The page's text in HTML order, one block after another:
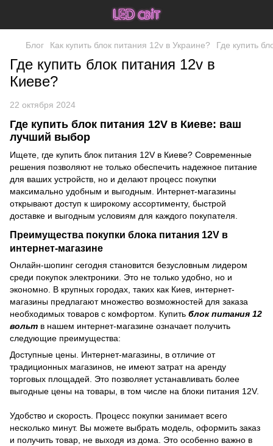
Блог Как купить блок питания 12v в Украине? Где купить
Где купить блок питания 12v в
Киеве?
22 октября 2024
Где купить блок питания 12V в Киеве: ваш
лучший выбор
Ищете, где купить блок питания 12V в Киеве? Современные
решения позволяют не только обеспечить надежное питание
для ваших устройств, но и делают процесс покупки
максимально удобным и выгодным. Интернет-магазины
открывают доступ к широкому ассортименту, быстрой
доставке и выгодным условиям для каждого покупателя.
Преимущества покупки блока питания 12V в
интернет-магазине
Онлайн-шопинг сегодня становится безусловным лидером
среди покупок электроники. Это не только удобно, но и
экономно. В крупных городах, таких как Киев, интернет-
магазины предлагают множество возможностей для заказа
необходимых товаров с комфортом. Купить блок питания 12
вольт в нашем интернет-магазине означает получить
следующие преимущества:
Доступные цены. Интернет-магазины, в отличие от
традиционных магазинов, не имеют затрат на аренду
торговых площадей. Это позволяет устанавливать более
выгодные цены на товары, в том числе на блоки питания 12V.
Удобство и скорость. Процесс покупки занимает всего
несколько минут. Вы можете выбрать модель, оформить заказ
и получить товар, не выходя из дома. Это особенно важно в